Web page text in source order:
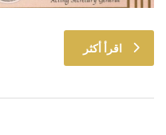
اقرأ أكثر